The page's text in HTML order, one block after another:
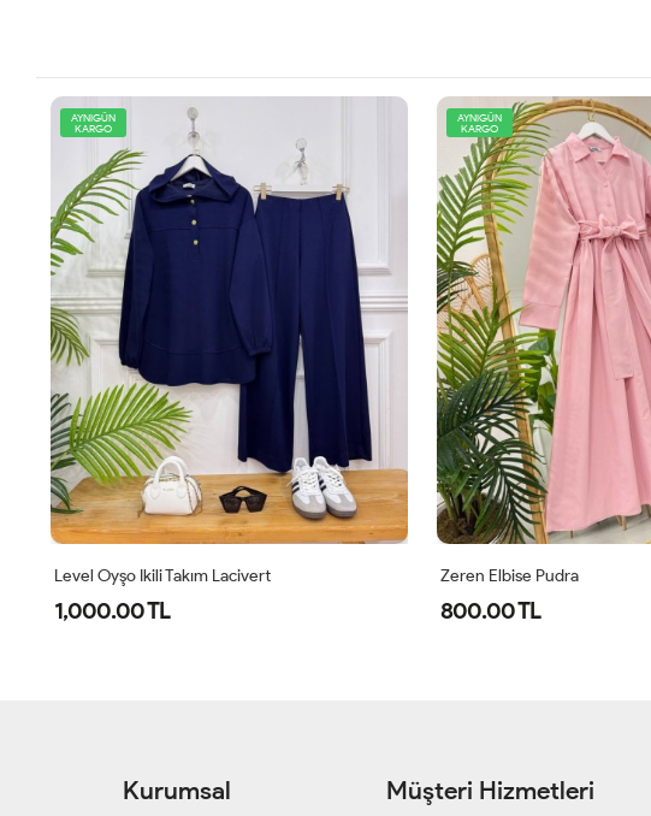
AYNIGÜN
KARGO
Level Oyşo Ikili Takım Lacivert
1,000.00 TL
AYNIGÜN
KARGO
Zeren Elbise Pudra
800.00 TL
Kurumsal Müşteri Hizmetleri